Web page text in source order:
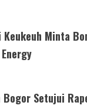
Keukeuh Minta
Bogor Setujui